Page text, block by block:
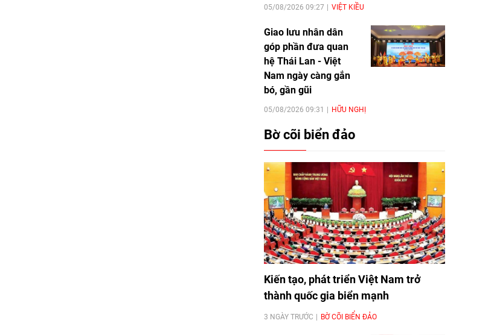
05/08/2026 09:27 VIỆT KIỀU
Giao lưu nhân dân
góp phần đưa quan
hệ Thái Lan - Việt
Nam ngày càng gắn
bó, gần gũi
05/08/2026 09:31 HỮU NGHỊ
Bờ cõi biển đảo
Kiến tạo, phát triển Việt Nam trở
thành quốc gia biển mạnh
3 NGÀY TRƯỚC BỜ CÕI BIỂN ĐẢO